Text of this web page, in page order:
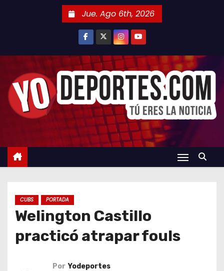
n
Jue. Ago 6th, 2026
CUBS PORTADA
Welington Castillo
practicó atrapar fouls
Por Yodeportes